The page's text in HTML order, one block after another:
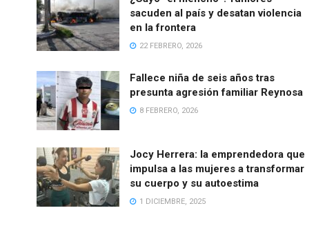
sacuden al país y desatan violencia
en la frontera
22 FEBRERO, 2026
Fallece niña de seis años tras
presunta agresión familiar Reynosa
8 FEBRERO, 2026
Jocy Herrera: la emprendedora que
impulsa a las mujeres a transformar
su cuerpo y su autoestima
1 DICIEMBRE, 2025